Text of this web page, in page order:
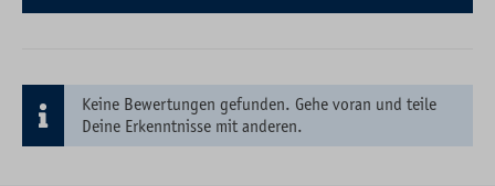
Keine Bewertungen gefunden. Gehe voran und teile
Deine Erkenntnisse mit anderen.